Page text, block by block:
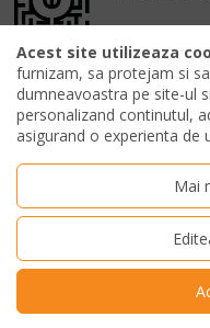
Acest site utilizeaza
furnizam, sa protejam si
dumneavoastra pe site-ul
personalizand continutul,
asigurand o experienta de
Mai